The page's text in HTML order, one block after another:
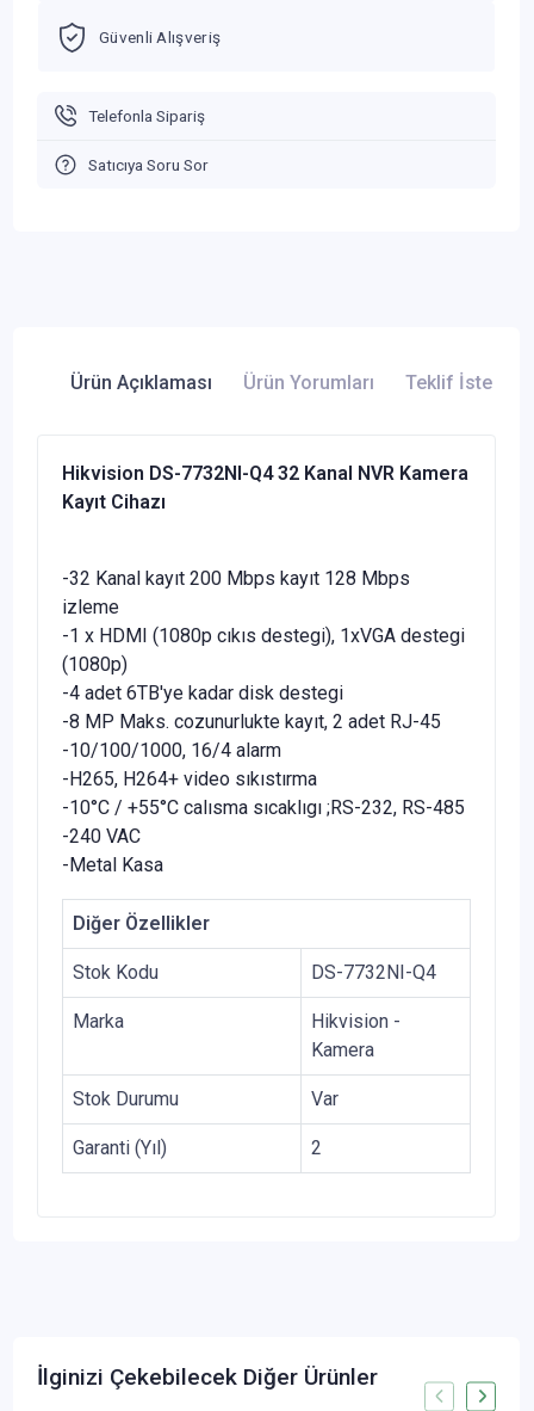
Güvenli Alışveriş
Telefonla Sipariş
Satıcıya Soru Sor
Ürün Açıklaması Ürün Yorumları Teklif İste
Hikvision DS-7732NI-Q4 32 Kanal NVR Kamera
Kayıt Cihazı
-32 Kanal kayıt 200 Mbps kayıt 128 Mbps
izleme
-1 x HDMI (1080p cıkıs destegi), 1xVGA destegi
(1080p)
-4 adet 6TB'ye kadar disk destegi
-8 MP Maks. cozunurlukte kayıt, 2 adet RJ-45
-10/100/1000, 16/4 alarm
-H265, H264+ video sıkıstırma
-10°C / +55°C calısma sıcaklıgı ;RS-232, RS-485
-240 VAC
-Metal Kasa
Diğer Özellikler
Stok Kodu DS-7732NI-Q4
Marka
Hikvision -
Kamera
Stok Durumu Var
Garanti (Yıl) 2
İlginizi Çekebilecek Diğer Ürünler